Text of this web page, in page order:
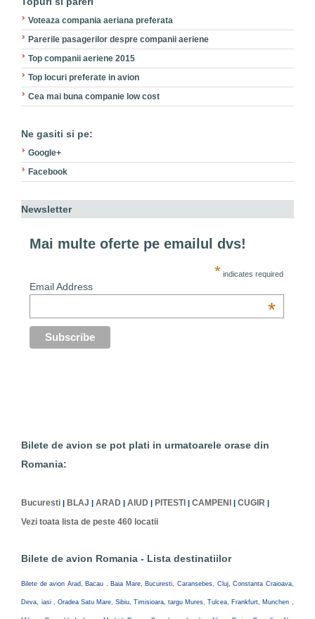
Voteaza compania aeriana preferata
Parerile pasagerilor despre companii aeriene
Top companii aeriene 2015
Top locuri preferate in avion
Cea mai buna companie low cost
Ne gasiti si pe:
Google+
Facebook
Newsletter
Mai multe oferte pe emailul dvs!
* indicates required
Email Address
*
Bilete de avion se pot plati in urmatoarele orase din
Romania:
Bucuresti BLAJ |ARAD |AIUD PITESTI |CAMPENI |CUGIR
Vezi toata lista de peste 460 locatii
Bilete de avion Romania - Lista destinatiilor
Bilete de avion Arad, Bacau , Baia Mare, Bucuresti, Caransebes, Cluj, Constanta Craioava,
Deva, iasi , Oradea Satu Mare, Sibiu, Timisioara, targu Mures, Tulcea, Frankfurt, Munchen ,